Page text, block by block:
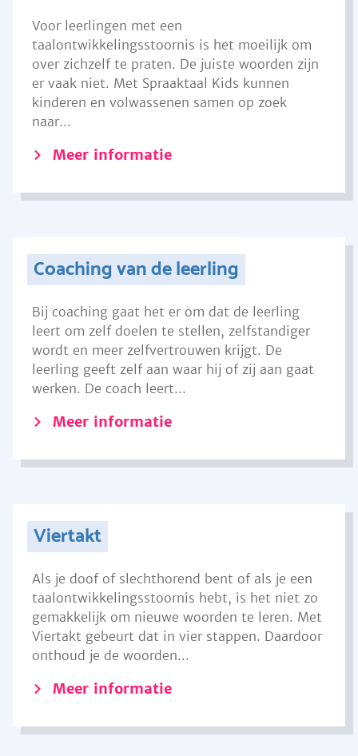
Voor leerlingen met een
taalontwikkelingsstoornis is het moeilijk om
over zichzelf te praten. De juiste woorden zijn
er vaak niet. Met Spraaktaal Kids kunnen
kinderen en volwassenen samen op zoek
naar...
Meer informatie
Coaching van de leerling
Bij coaching gaat het er om dat de leerling
leert om zelf doelen te stellen, zelfstandiger
wordt en meer zelfvertrouwen krijgt. De
leerling geeft zelf aan waar hij of zij aan gaat
werken. De coach leert...
Meer informatie
Viertakt
Als je doof of slechthorend bent of als je een
taalontwikkelingsstoornis hebt, is het niet zo
gemakkelijk om nieuwe woorden te leren. Met
Viertakt gebeurt dat in vier stappen. Daardoor
onthoud je de woorden...
Meer informatie